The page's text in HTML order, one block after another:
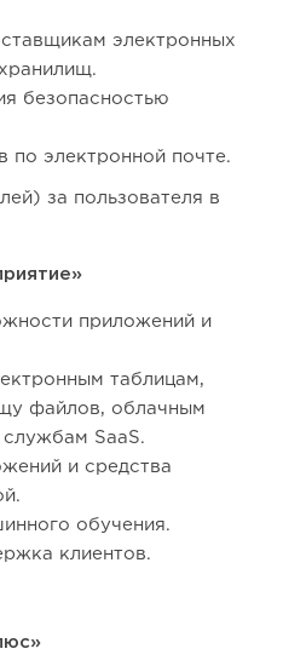
электронных
безопасностью
по электронной почте.
за пользователя в
приложений и
таблицам,
файлов, облачным
SaaS.
и средства
обучения.
клиентов.